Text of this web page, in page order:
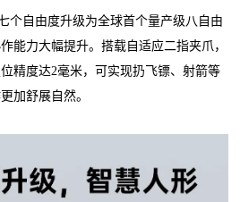
自由度升级为全球首个量产级八自由
能力大幅提升。搭载自适应二指夹爪，
精度达2毫米，可实现扔飞镖、射箭等
加舒展自然。